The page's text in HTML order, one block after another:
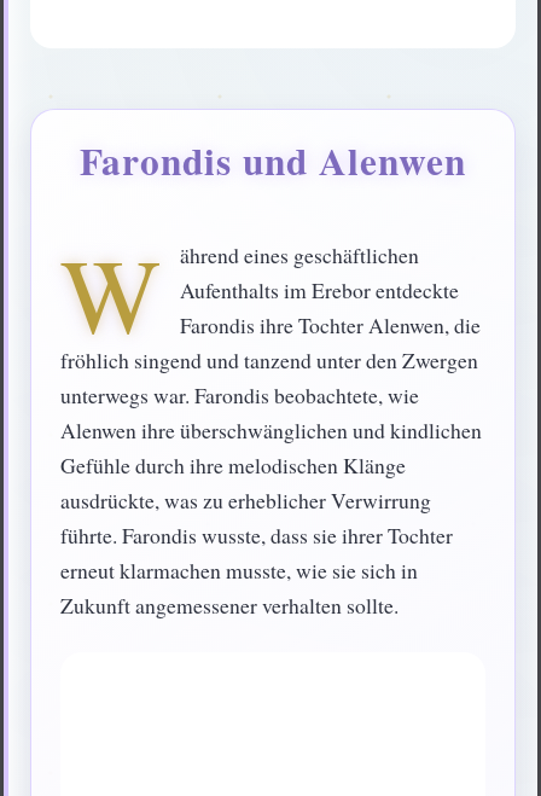
Farondis und Alenwen
W
ährend eines geschäftlichen
Aufenthalts im Erebor entdeckte
Farondis ihre Tochter Alenwen, die
fröhlich singend und tanzend unter den Zwergen
unterwegs war. Farondis beobachtete, wie
Alenwen ihre überschwänglichen und kindlichen
Gefühle durch ihre melodischen Klänge
ausdrückte, was zu erheblicher Verwirrung
führte. Farondis wusste, dass sie ihrer Tochter
erneut klarmachen musste, wie sie sich in
Zukunft angemessener verhalten sollte.